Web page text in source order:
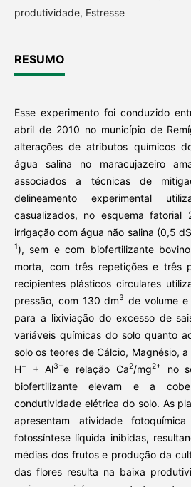
produtividade, Estresse
RESUMO
Esse experimento foi conduzido
abril de 2010 no município de
alterações de atributos químicos
água salina no maracujazeiro
associados a técnicas de
delineamento experimental
casualizados, no esquema
irrigação com água não salina (0,5
1), sem e com biofertilizante
morta, com três repetições e três
recipientes plásticos circulares
pressão, com 130 dm3 de volume
para a lixiviação do excesso de
variáveis químicas do solo quanto
solo os teores de Cálcio, Magnésio,
H+ + Al3+e relação Ca2/mg2+
no
biofertilizante elevam e a
condutividade elétrica do solo. As
apresentam atividade
fotossíntese líquida inibidas,
médias dos frutos e produção da
das flores resulta na baixa